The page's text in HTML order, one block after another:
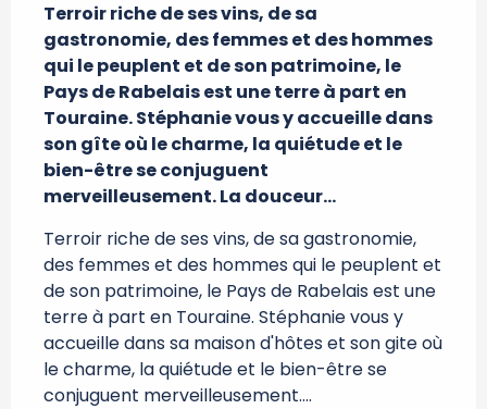
Terroir riche de ses vins, de sa
gastronomie, des femmes et des hommes
qui le peuplent et de son patrimoine, le
Pays de Rabelais est une terre à part en
Touraine. Stéphanie vous y accueille dans
son gîte où le charme, la quiétude et le
bien-être se conjuguent
merveilleusement. La douceur...
Terroir riche de ses vins, de sa gastronomie,
des femmes et des hommes qui le peuplent et
de son patrimoine, le Pays de Rabelais est une
terre à part en Touraine. Stéphanie vous y
accueille dans sa maison d'hôtes et son gite où
le charme, la quiétude et le bien-être se
conjuguent merveilleusement....